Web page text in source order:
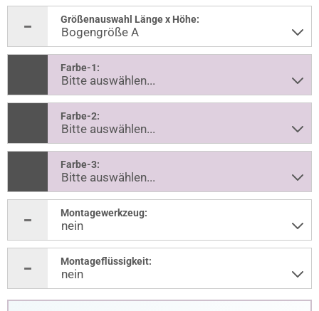
Größenauswahl Länge x Höhe:
Farbe-1:
Farbe-2:
Farbe-3:
Montagewerkzeug:
Montageflüssigkeit: